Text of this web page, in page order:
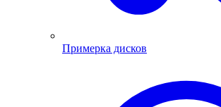
Примерка дисков